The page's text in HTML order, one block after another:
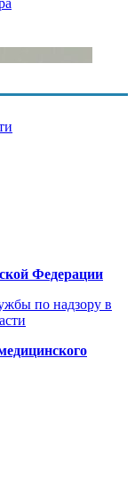
Федерации
по надзору в